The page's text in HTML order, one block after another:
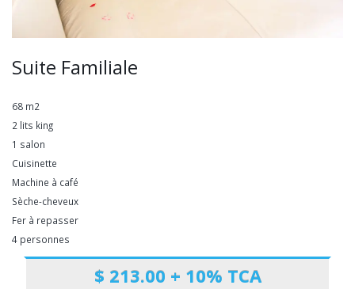
Suite Familiale
68 m2
2 lits king
1 salon
Cuisinette
Machine à café
Sèche-cheveux
Fer à repasser
4 personnes
$ 213.00 + 10% TCA